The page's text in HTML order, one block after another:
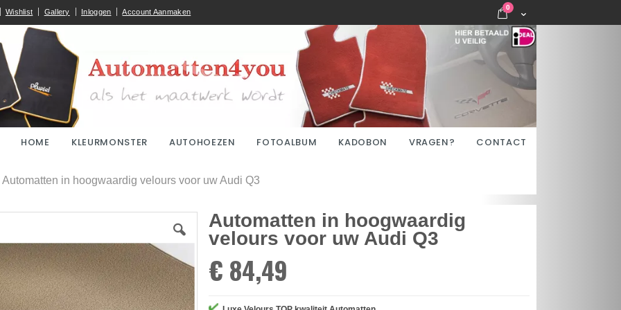
Wishlist Gallery Inloggen Account Aanmaken Cart
0 items
HOME KLEURMONSTER AUTOHOEZEN FOTOALBUM KADOBON VRAGEN? CONTACT
Automatten in hoogwaardig velours voor uw Audi Q3
Automatten in hoogwaardig
velours voor uw Audi Q3
€ 84,49